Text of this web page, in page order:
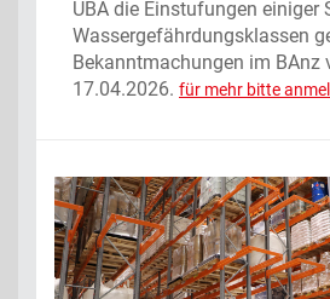
UBA die Einstufungen einiger
Wassergefährdungsklassen
Bekanntmachungen im BAnz
17.04.2026. für mehr bitte